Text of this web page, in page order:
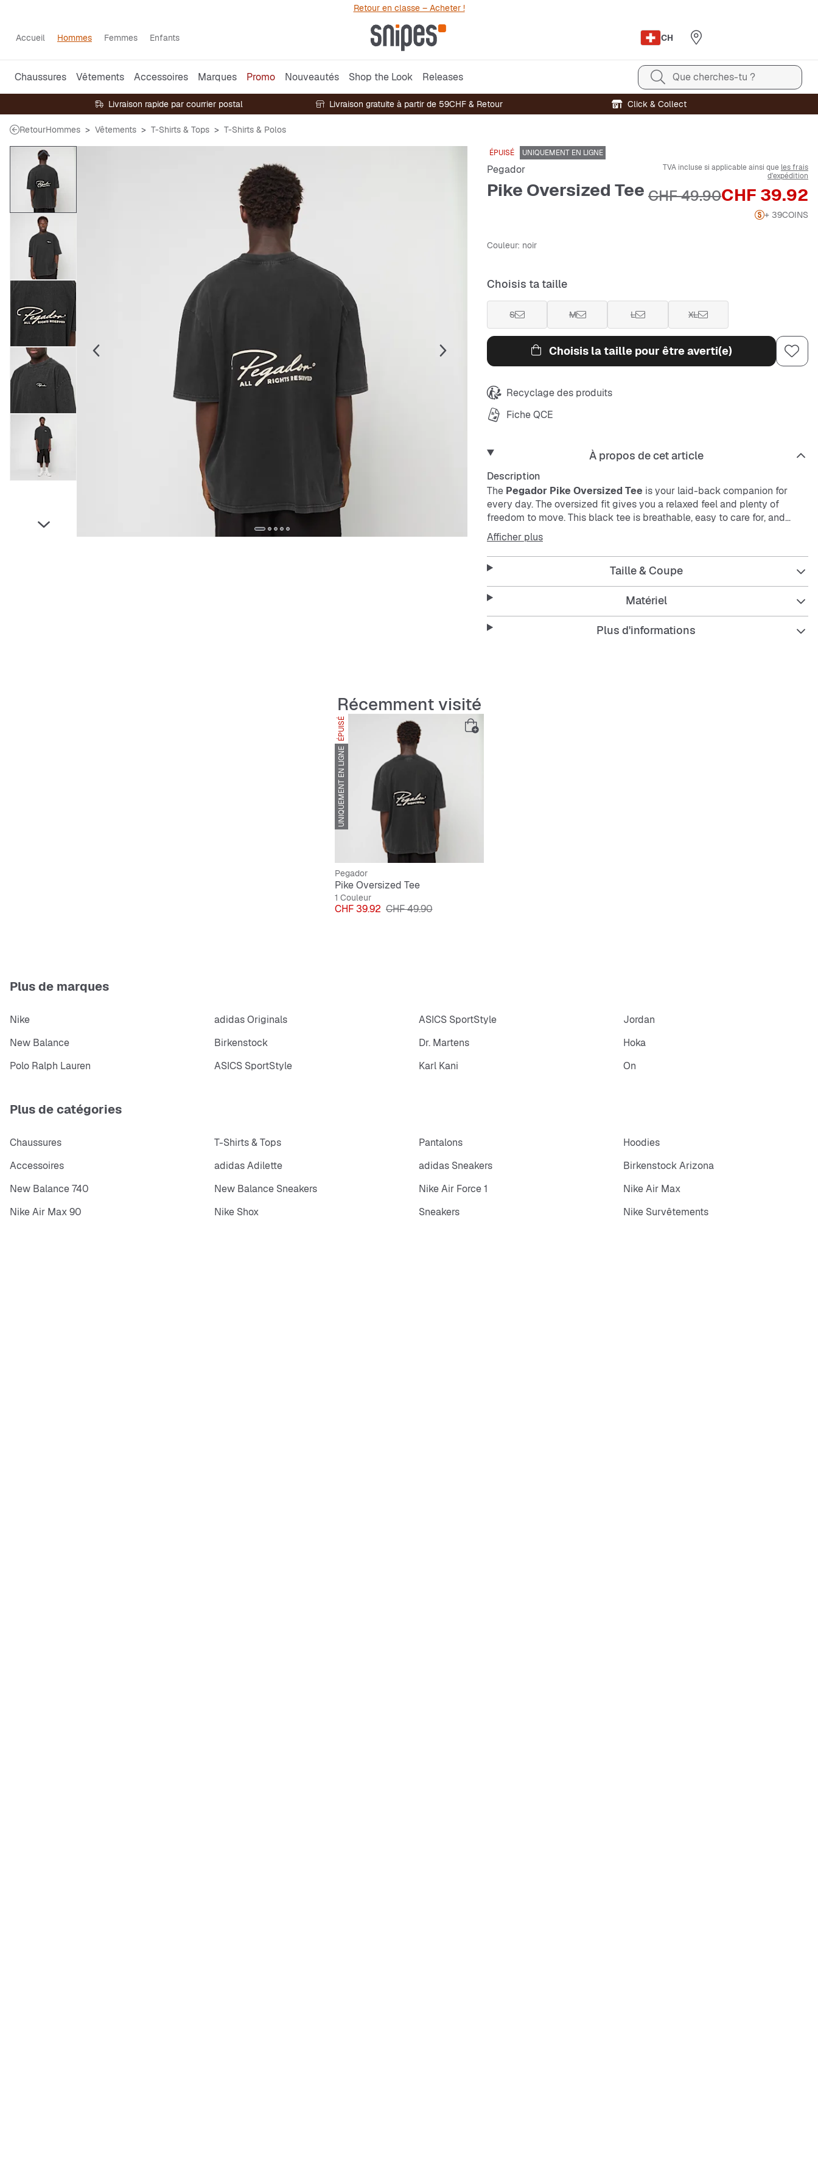
Retour en classe – Acheter !
Accueil Hommes Femmes Enfants CH
Chaussures Vêtements Accessoires Marques Promo Nouveautés Shop the Look Releases Que cherches-tu ?
Livraison rapide par courrier postal Livraison gratuite à partir de 59CHF & Retour Click & Collect
RetourHommes Vêtements T-Shirts & Tops T-Shirts & Polos
ÉPUISÉ UNIQUEMENT EN LIGNE
Pegador
Pike Oversized Tee
TVA incluse si applicable ainsi que les frais
d'expédition
Prix
CHF 39.92
Prix original
CHF 49.90
+ 39COINS
Couleur: noir
Choisis ta taille
S M L XL
Choisis la taille pour être averti(e)
Recyclage des produits
Fiche QCE
À propos de cet article
Description
The Pegador Pike Oversized Tee is your laid-back companion for
every day. The oversized fit gives you a relaxed feel and plenty of
freedom to move. This black tee is breathable, easy to care for, and
durable – perfect for your urban look.
Afficher plus
Taille & Coupe
Matériel
Plus d'informations
Récemment visité
ÉPUISÉ
UNIQUEMENT EN LIGNE
Pegador
Pike Oversized Tee
1 Couleur
Prix
CHF 39.92 Prix original
CHF 49.90
Plus de marques
Nike adidas Originals ASICS SportStyle
Jordan
New Balance
Birkenstock Dr. Martens
Hoka
Polo Ralph Lauren
ASICS SportStyle Karl Kani On
Plus de catégories
Chaussures T-Shirts & Tops Pantalons
Hoodies
Accessoires
adidas Adilette adidas Sneakers
Birkenstock Arizona
New Balance 740
New Balance Sneakers Nike Air Force 1
Nike Air Max
Nike Air Max 90
Nike Shox Sneakers Nike Survêtements